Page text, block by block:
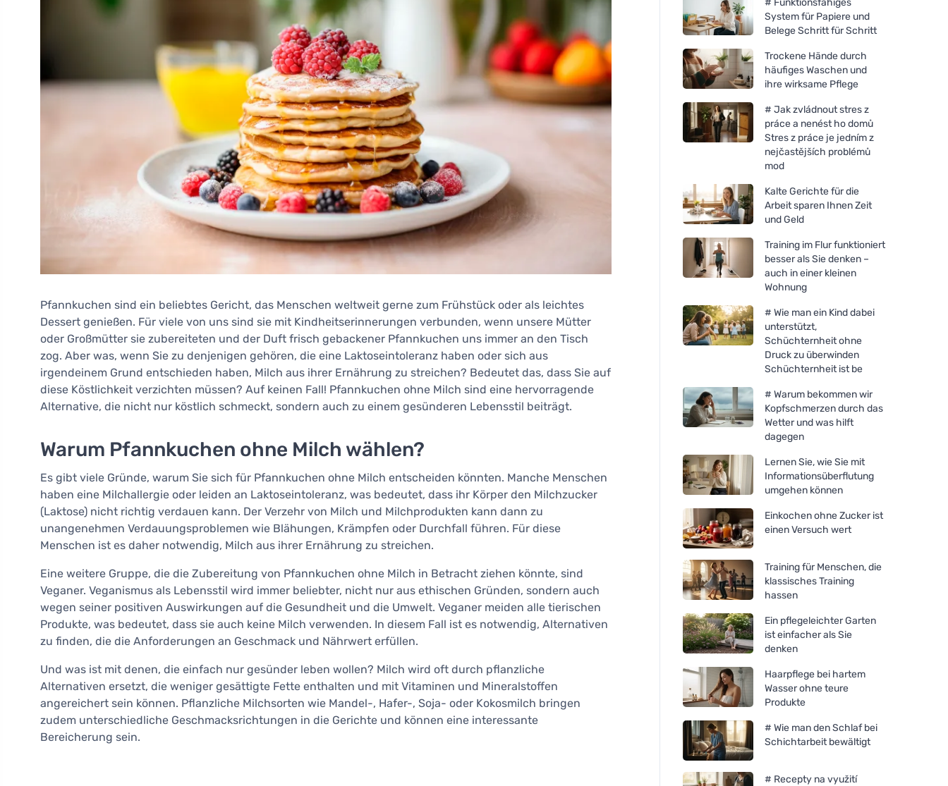
Pfannkuchen sind ein beliebtes Gericht, das Menschen weltweit gerne zum Frühstück oder als leichtes
Dessert genießen. Für viele von uns sind sie mit Kindheitserinnerungen verbunden, wenn unsere Mütter
oder Großmütter sie zubereiteten und der Duft frisch gebackener Pfannkuchen uns immer an den Tisch
zog. Aber was, wenn Sie zu denjenigen gehören, die eine Laktoseintoleranz haben oder sich aus
irgendeinem Grund entschieden haben, Milch aus ihrer Ernährung zu streichen? Bedeutet das, dass Sie auf
diese Köstlichkeit verzichten müssen? Auf keinen Fall! Pfannkuchen ohne Milch sind eine hervorragende
Alternative, die nicht nur köstlich schmeckt, sondern auch zu einem gesünderen Lebensstil beiträgt.
Warum Pfannkuchen ohne Milch wählen?
Es gibt viele Gründe, warum Sie sich für Pfannkuchen ohne Milch entscheiden könnten. Manche Menschen
haben eine Milchallergie oder leiden an Laktoseintoleranz, was bedeutet, dass ihr Körper den Milchzucker
(Laktose) nicht richtig verdauen kann. Der Verzehr von Milch und Milchprodukten kann dann zu
unangenehmen Verdauungsproblemen wie Blähungen, Krämpfen oder Durchfall führen. Für diese
Menschen ist es daher notwendig, Milch aus ihrer Ernährung zu streichen.
Eine weitere Gruppe, die die Zubereitung von Pfannkuchen ohne Milch in Betracht ziehen könnte, sind
Veganer. Veganismus als Lebensstil wird immer beliebter, nicht nur aus ethischen Gründen, sondern auch
wegen seiner positiven Auswirkungen auf die Gesundheit und die Umwelt. Veganer meiden alle tierischen
Produkte, was bedeutet, dass sie auch keine Milch verwenden. In diesem Fall ist es notwendig, Alternativen
zu finden, die die Anforderungen an Geschmack und Nährwert erfüllen.
Und was ist mit denen, die einfach nur gesünder leben wollen? Milch wird oft durch pflanzliche
Alternativen ersetzt, die weniger gesättigte Fette enthalten und mit Vitaminen und Mineralstoffen
angereichert sein können. Pflanzliche Milchsorten wie Mandel-, Hafer-, Soja- oder Kokosmilch bringen
zudem unterschiedliche Geschmacksrichtungen in die Gerichte und können eine interessante
Bereicherung sein.
System für Papiere und
Belege Schritt für Schritt
Trockene Hände durch
häufiges Waschen und
ihre wirksame Pflege
# Jak zvládnout stres z
práce a nenést ho domů
Stres z práce je jedním z
nejčastějších problémů
mod
Kalte Gerichte für die
Arbeit sparen Ihnen Zeit
und Geld
Training im Flur funktioniert
besser als Sie denken –
auch in einer kleinen
Wohnung
# Wie man ein Kind dabei
unterstützt,
Schüchternheit ohne
Druck zu überwinden
Schüchternheit ist be
# Warum bekommen wir
Kopfschmerzen durch das
Wetter und was hilft
dagegen
Lernen Sie, wie Sie mit
Informationsüberflutung
umgehen können
Einkochen ohne Zucker ist
einen Versuch wert
Training für Menschen, die
klassisches Training
hassen
Ein pflegeleichter Garten
ist einfacher als Sie
denken
Haarpflege bei hartem
Wasser ohne teure
Produkte
# Wie man den Schlaf bei
Schichtarbeit bewältigt
# Recepty na využití